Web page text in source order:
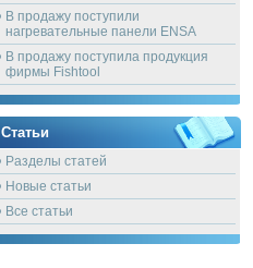
В продажу поступили
нагревательные панели ENSA
В продажу поступила продукция
фирмы Fishtool
Статьи
Разделы статей
Новые статьи
Все статьи